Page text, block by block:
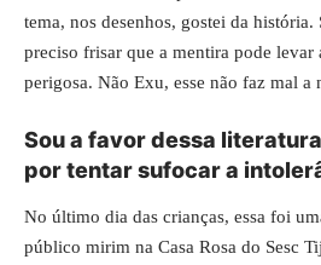
tema, nos desenhos, gostei da história.
preciso frisar que a mentira pode levar
perigosa. Não Exu, esse não faz mal a
Sou a favor dessa
por tentar sufocar a
No último dia das crianças, essa foi
público mirim na Casa Rosa do Sesc